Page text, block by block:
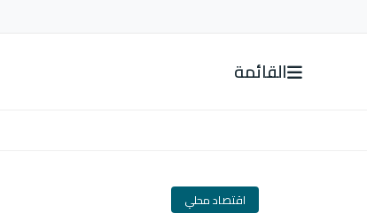
القائمة
اقتصاد محلي